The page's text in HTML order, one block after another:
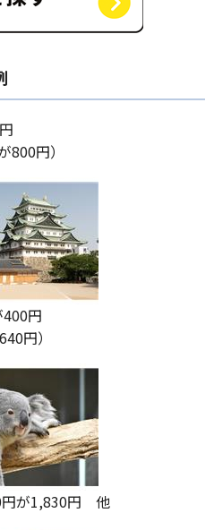
800円）
円
円）
が1,830円 他